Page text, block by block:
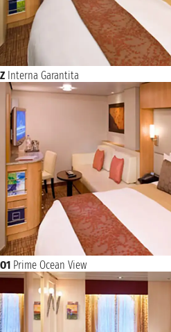
Z Interna Garantita
O1 Prime Ocean View